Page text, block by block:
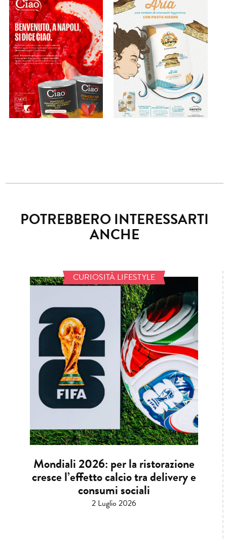
POTREBBERO INTERESSARTI
ANCHE
CURIOSITÀ LIFESTYLE
Mondiali 2026: per la ristorazione
cresce l’effetto calcio tra delivery e
consumi sociali
2 Luglio 2026